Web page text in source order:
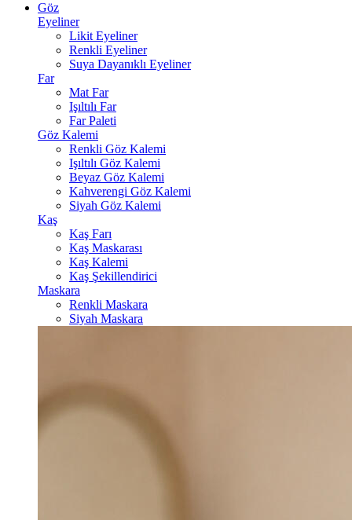
Göz
Eyeliner
Likit Eyeliner
Renkli Eyeliner
Suya Dayanıklı Eyeliner
Far
Mat Far
Işıltılı Far
Far Paleti
Göz Kalemi
Renkli Göz Kalemi
Işıltılı Göz Kalemi
Beyaz Göz Kalemi
Kahverengi Göz Kalemi
Siyah Göz Kalemi
Kaş
Kaş Farı
Kaş Maskarası
Kaş Kalemi
Kaş Şekillendirici
Maskara
Renkli Maskara
Siyah Maskara